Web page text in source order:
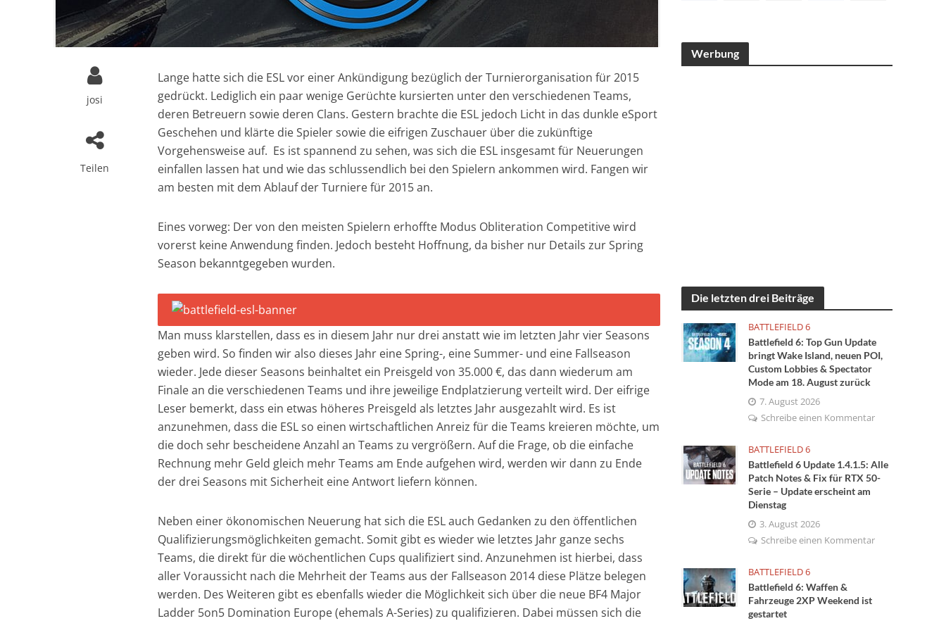
josi
Teilen
Lange hatte sich die ESL vor einer Ankündigung bezüglich der Turnierorganisation für 2015
gedrückt. Lediglich ein paar wenige Gerüchte kursierten unter den verschiedenen Teams,
deren Betreuern sowie deren Clans. Gestern brachte die ESL jedoch Licht in das dunkle eSport
Geschehen und klärte die Spieler sowie die eifrigen Zuschauer über die zukünftige
Vorgehensweise auf. Es ist spannend zu sehen, was sich die ESL insgesamt für Neuerungen
einfallen lassen hat und wie das schlussendlich bei den Spielern ankommen wird. Fangen wir
am besten mit dem Ablauf der Turniere für 2015 an.
Eines vorweg: Der von den meisten Spielern erhoffte Modus Obliteration Competitive wird
vorerst keine Anwendung finden. Jedoch besteht Hoffnung, da bisher nur Details zur Spring
Season bekanntgegeben wurden.
Man muss klarstellen, dass es in diesem Jahr nur drei anstatt wie im letzten Jahr vier Seasons
geben wird. So finden wir also dieses Jahr eine Spring-, eine Summer- und eine Fallseason
wieder. Jede dieser Seasons beinhaltet ein Preisgeld von 35.000 €, das dann wiederum am
Finale an die verschiedenen Teams und ihre jeweilige Endplatzierung verteilt wird. Der eifrige
Leser bemerkt, dass ein etwas höheres Preisgeld als letztes Jahr ausgezahlt wird. Es ist
anzunehmen, dass die ESL so einen wirtschaftlichen Anreiz für die Teams kreieren möchte, um
die doch sehr bescheidene Anzahl an Teams zu vergrößern. Auf die Frage, ob die einfache
Rechnung mehr Geld gleich mehr Teams am Ende aufgehen wird, werden wir dann zu Ende
der drei Seasons mit Sicherheit eine Antwort liefern können.
Neben einer ökonomischen Neuerung hat sich die ESL auch Gedanken zu den öffentlichen
Qualifizierungsmöglichkeiten gemacht. Somit gibt es wieder wie letztes Jahr ganze sechs
Teams, die direkt für die wöchentlichen Cups qualifiziert sind. Anzunehmen ist hierbei, dass
aller Voraussicht nach die Mehrheit der Teams aus der Fallseason 2014 diese Plätze belegen
werden. Des Weiteren gibt es ebenfalls wieder die Möglichkeit sich über die neue BF4 Major
Ladder 5on5 Domination Europe (ehemals A-Series) zu qualifizieren. Dabei müssen sich die
Werbung
Die letzten drei Beiträge
BATTLEFIELD 6
Battlefield 6: Top Gun Update
bringt Wake Island, neuen POI,
Custom Lobbies & Spectator
Mode am 18. August zurück
7. August 2026
Schreibe einen Kommentar
BATTLEFIELD 6
Battlefield 6 Update 1.4.1.5: Alle
Patch Notes & Fix für RTX 50-
Serie – Update erscheint am
Dienstag
3. August 2026
Schreibe einen Kommentar
BATTLEFIELD 6
Battlefield 6: Waffen &
Fahrzeuge 2XP Weekend ist
gestartet